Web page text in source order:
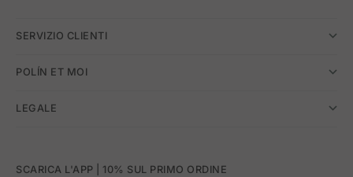
SERVIZIO CLIENTI
POLÍN ET MOI
LEGALE
SCARICA L'APP | 10% SUL PRIMO ORDINE